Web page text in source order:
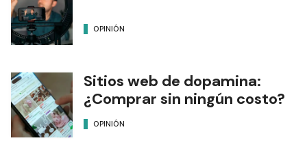
OPINIÓN
Sitios web de dopamina:
¿Comprar sin ningún costo?
OPINIÓN